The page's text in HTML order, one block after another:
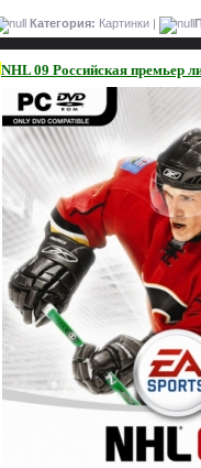
Категория: Картинки |
NHL 09 Российская премьер